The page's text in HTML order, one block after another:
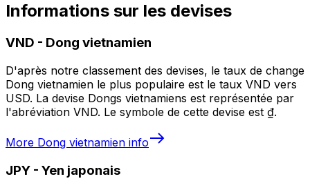
Informations sur les devises
VND - Dong vietnamien
D'après notre classement des devises, le taux de change
Dong vietnamien le plus populaire est le taux VND vers
USD. La devise Dongs vietnamiens est représentée par
l'abréviation VND. Le symbole de cette devise est ₫.
More Dong vietnamien info
JPY - Yen japonais